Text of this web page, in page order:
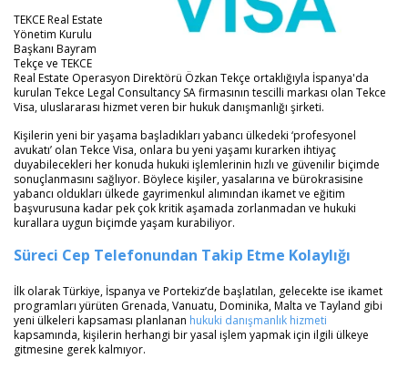
TEKCE Real Estate
Yönetim Kurulu
Başkanı Bayram
Tekçe ve TEKCE
Real Estate Operasyon Direktörü Özkan Tekçe ortaklığıyla İspanya'da
kurulan Tekce Legal Consultancy SA firmasının tescilli markası olan Tekce
Visa, uluslararası hizmet veren bir hukuk danışmanlığı şirketi.
Kişilerin yeni bir yaşama başladıkları yabancı ülkedeki ‘profesyonel
avukatı’ olan Tekce Visa, onlara bu yeni yaşamı kurarken ihtiyaç
duyabilecekleri her konuda hukuki işlemlerinin hızlı ve güvenilir biçimde
sonuçlanmasını sağlıyor. Böylece kişiler, yasalarına ve bürokrasisine
yabancı oldukları ülkede gayrimenkul alımından ikamet ve eğitim
başvurusuna kadar pek çok kritik aşamada zorlanmadan ve hukuki
kurallara uygun biçimde yaşam kurabiliyor.
Süreci Cep Telefonundan Takip Etme Kolaylığı
İlk olarak Türkiye, İspanya ve Portekiz’de başlatılan, gelecekte ise ikamet
programları yürüten Grenada, Vanuatu, Dominika, Malta ve Tayland gibi
yeni ülkeleri kapsaması planlanan hukuki danışmanlık hizmeti
kapsamında, kişilerin herhangi bir yasal işlem yapmak için ilgili ülkeye
gitmesine gerek kalmıyor.